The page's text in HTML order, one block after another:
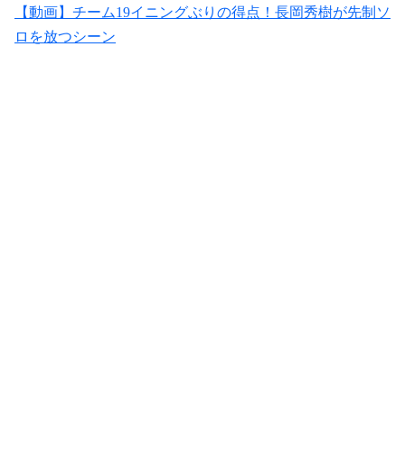
【動画】チーム19イニングぶりの得点！長岡秀樹が先制ソ
ロを放つシーン